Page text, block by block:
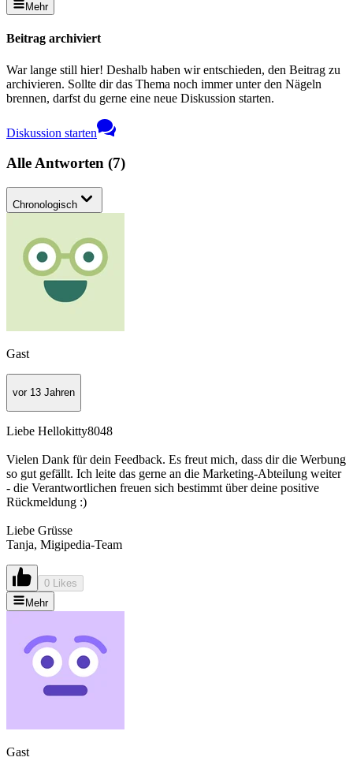
Mehr
Beitrag archiviert
War lange still hier! Deshalb haben wir entschieden, den Beitrag zu
archivieren. Sollte dir das Thema noch immer unter den Nägeln
brennen, darfst du gerne eine neue Diskussion starten.
Diskussion starten
Alle Antworten (7)
Chronologisch
Gast
vor 13 Jahren
Liebe Hellokitty8048
Vielen Dank für dein Feedback. Es freut mich, dass dir die Werbung
so gut gefällt. Ich leite das gerne an die Marketing-Abteilung weiter
- die Verantwortlichen freuen sich bestimmt über deine positive
Rückmeldung :)
Liebe Grüsse
Tanja, Migipedia-Team
0 Likes
Mehr
Gast